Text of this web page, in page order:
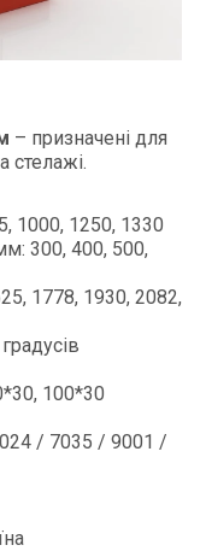
– призначені для
стелажі.
1000, 1250, 1330
300, 400, 500,
1778, 1930, 2082,
100*30
/ 7035 / 9001 /